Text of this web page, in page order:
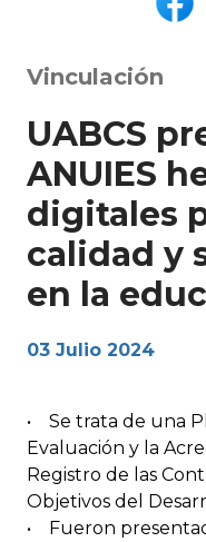
Vinculación
UABCS
ANUIES
digitales
calidad y
en la
03 Julio 2024
• Se trata de una
Evaluación y la
Registro de las
Objetivos del
• Fueron